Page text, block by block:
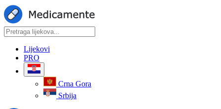
Lijekovi
PRO
Crna Gora
Srbija